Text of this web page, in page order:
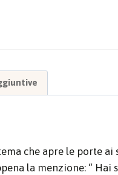
che apre le porte
la menzione: “ Hai